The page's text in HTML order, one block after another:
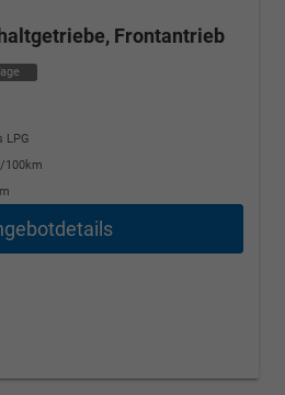
Frontantrieb
LPG
100km